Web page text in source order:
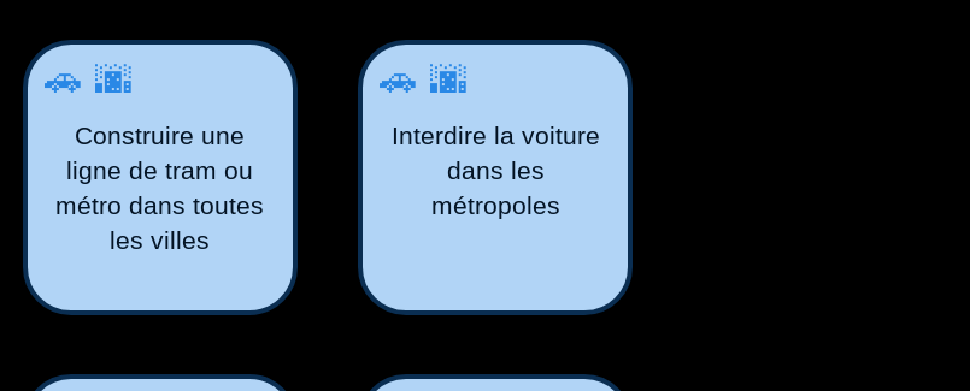
🚗🌆
Construire une
ligne de tram ou
métro dans toutes
les villes
🚗🌆
Interdire la voiture
dans les
métropoles